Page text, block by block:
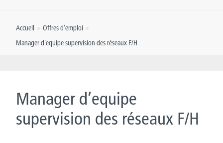
Formation continue et Recherche
Presse
Rencontrez-nous
Accueil » Offres d’emploi »
Manager d'equipe supervision des réseaux F/H
Manager d’equipe
supervision des réseaux F/H